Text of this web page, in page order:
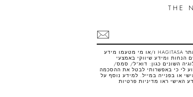
THE
אני רוצה לקבל מאתר HAGITASA ו/או מי מטעמו מידע
הנחות ומידע שיווקי באמצעי
השונים כגון: דוא"ל/ סמס/
לי כי באפשרותי לבטל את ההסכמה
או בפנייה במייל. למידע נוסף על
האישי ראו מדיניות פרטיות